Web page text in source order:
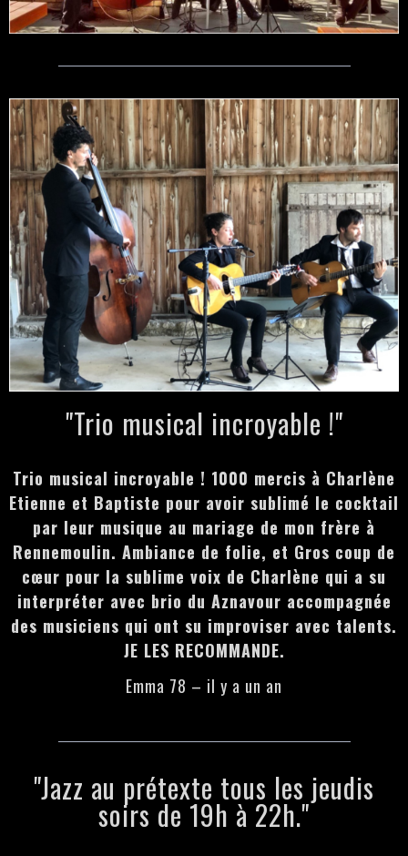
"Trio musical incroyable !"
Trio musical incroyable ! 1000 mercis à Charlène
Etienne et Baptiste pour avoir sublimé le cocktail
par leur musique au mariage de mon frère à
Rennemoulin. Ambiance de folie, et Gros coup de
cœur pour la sublime voix de Charlène qui a su
interpréter avec brio du Aznavour accompagnée
des musiciens qui ont su improviser avec talents.
JE LES RECOMMANDE.
Emma 78 – il y a un an
"Jazz au prétexte tous les jeudis
soirs de 19h à 22h."